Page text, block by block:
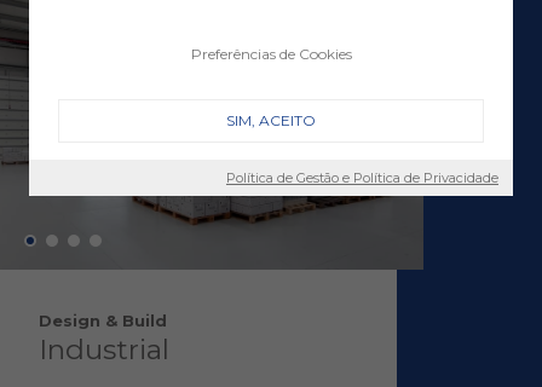
Design & Build
Industrial
Preferências de Cookies
SIM, ACEITO
Política de Gestão e Política de Privacidade